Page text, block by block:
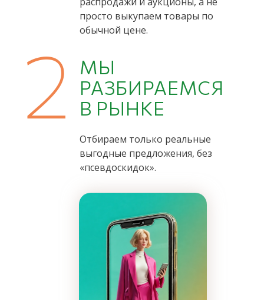
2
просто выкупаем товары по
обычной цене.
МЫ
РАЗБИРАЕМСЯ
В РЫНКЕ
Отбираем только реальные
выгодные предложения, без
«псевдоскидок».